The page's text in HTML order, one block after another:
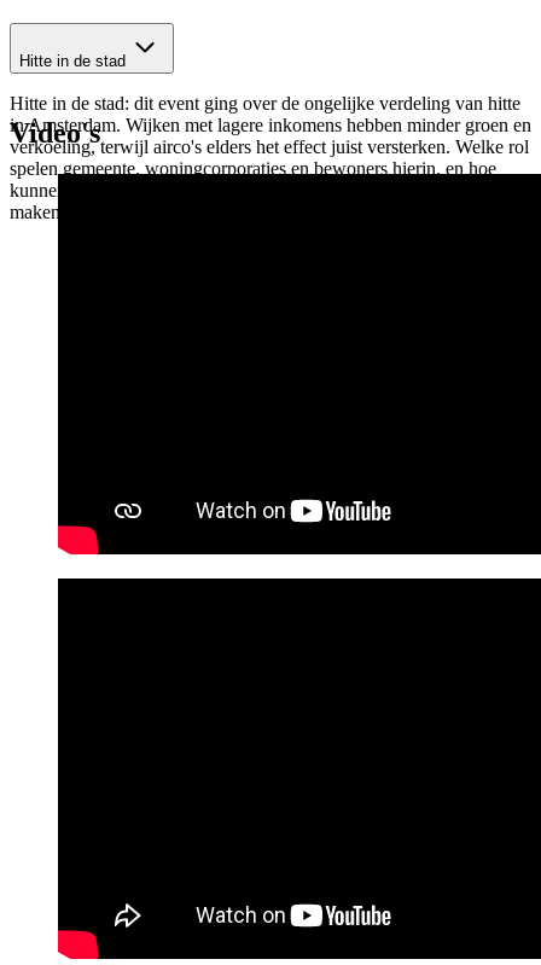
Hitte in de stad
Hitte in de stad: dit event ging over de ongelijke verdeling van hitte
in Amsterdam. Wijken met lagere inkomens hebben minder groen en
verkoeling, terwijl airco's elders het effect juist versterken. Welke rol
spelen gemeente, woningcorporaties en bewoners hierin, en hoe
kunnen zij deze zomer én op de langere termijn samen het verschil
maken?
Video's